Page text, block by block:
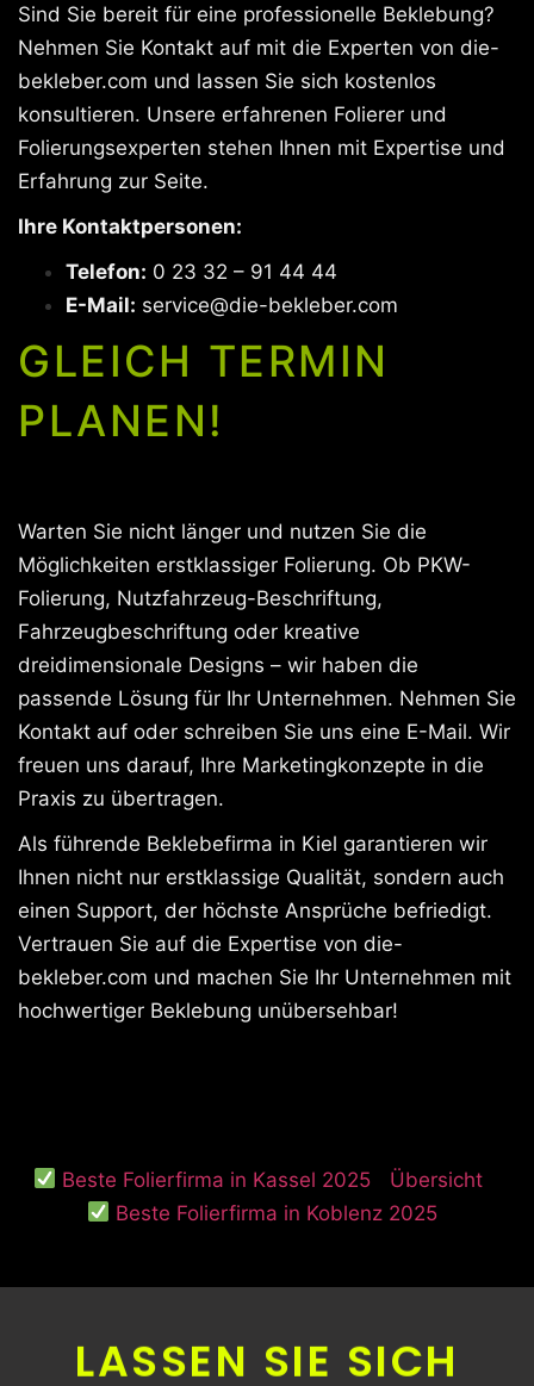
Sind Sie bereit für eine professionelle Beklebung?
Nehmen Sie Kontakt auf mit die Experten von die-
bekleber.com und lassen Sie sich kostenlos
konsultieren. Unsere erfahrenen Folierer und
Folierungsexperten stehen Ihnen mit Expertise und
Erfahrung zur Seite.
Ihre Kontaktpersonen:
Telefon: 0 23 32 – 91 44 44
E-Mail: service@die-bekleber.com
GLEICH TERMIN
PLANEN!
Warten Sie nicht länger und nutzen Sie die
Möglichkeiten erstklassiger Folierung. Ob PKW-
Folierung, Nutzfahrzeug-Beschriftung,
Fahrzeugbeschriftung oder kreative
dreidimensionale Designs – wir haben die
passende Lösung für Ihr Unternehmen. Nehmen Sie
Kontakt auf oder schreiben Sie uns eine E-Mail. Wir
freuen uns darauf, Ihre Marketingkonzepte in die
Praxis zu übertragen.
Als führende Beklebefirma in Kiel garantieren wir
Ihnen nicht nur erstklassige Qualität, sondern auch
einen Support, der höchste Ansprüche befriedigt.
Vertrauen Sie auf die Expertise von die-
bekleber.com und machen Sie Ihr Unternehmen mit
hochwertiger Beklebung unübersehbar!
Beste Folierfirma in Kassel 2025
Übersicht
Beste Folierfirma in Koblenz 2025
LASSEN SIE SICH